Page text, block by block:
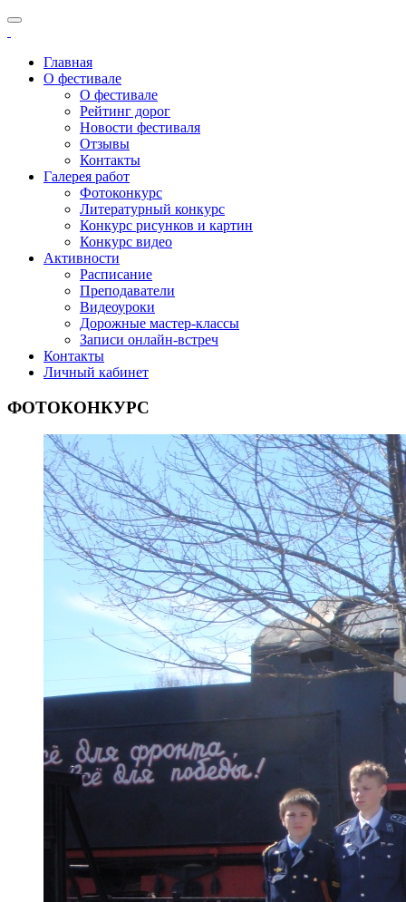
Главная
О фестивале
О фестивале
Рейтинг дорог
Новости фестиваля
Отзывы
Контакты
Галерея работ
Фотоконкурс
Литературный конкурс
Конкурс рисунков и картин
Конкурс видео
Активности
Расписание
Преподаватели
Видеоуроки
Дорожные мастер-классы
Записи онлайн-встреч
Контакты
Личный кабинет
ФОТОКОНКУРС